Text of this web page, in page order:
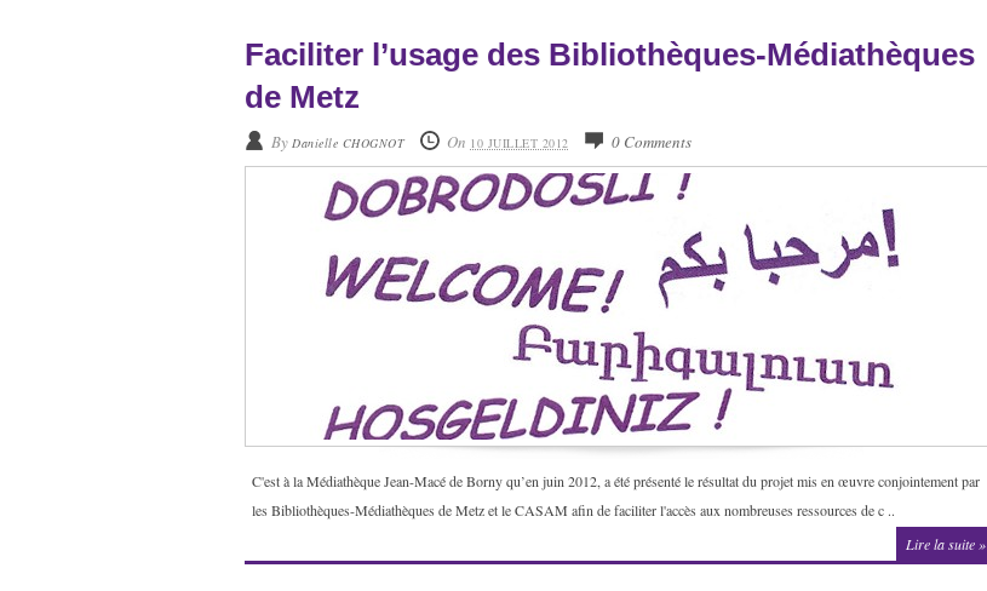
Faciliter l’usage des Bibliothèques-Médiathèques
de Metz
By Danielle CHOGNOT On 10 JUILLET 2012 0 Comments
C'est à la Médiathèque Jean-Macé de Borny qu’en juin 2012, a été présenté le résultat du projet mis en œuvre conjointement par
les Bibliothèques-Médiathèques de Metz et le CASAM afin de faciliter l'accès aux nombreuses ressources de c ..
Lire la suite »